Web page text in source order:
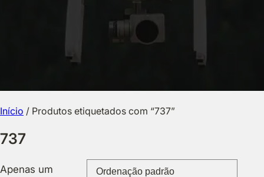
Início / Produtos etiquetados com “737”
737
Apenas um